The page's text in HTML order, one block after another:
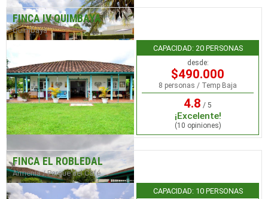
FINCA IV QUIMBAYA
Quimbaya
CAPACIDAD: 20 PERSONAS
desde:
$490.000
8 personas / Temp Baja
4.8 / 5
¡Excelente!
(10 opiniones)
FINCA EL ROBLEDAL
Armenia / Parque del Café
CAPACIDAD: 10 PERSONAS